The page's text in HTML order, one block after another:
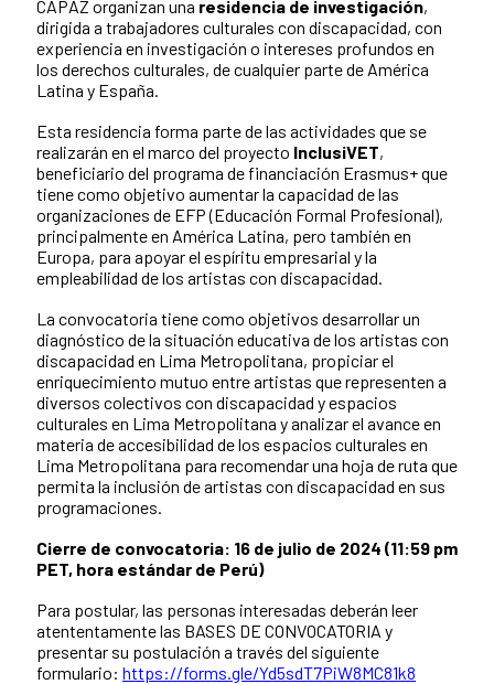
CAPAZ organizan una residencia de investigación,
dirigida a trabajadores culturales con discapacidad, con
experiencia en investigación o intereses profundos en
los derechos culturales, de cualquier parte de América
Latina y España.
Esta residencia forma parte de las actividades que se
realizarán en el marco del proyecto InclusiVET,
beneficiario del programa de financiación Erasmus+ que
tiene como objetivo aumentar la capacidad de las
organizaciones de EFP (Educación Formal Profesional),
principalmente en América Latina, pero también en
Europa, para apoyar el espíritu empresarial y la
empleabilidad de los artistas con discapacidad.
La convocatoria tiene como objetivos desarrollar un
diagnóstico de la situación educativa de los artistas con
discapacidad en Lima Metropolitana, propiciar el
enriquecimiento mutuo entre artistas que representen a
diversos colectivos con discapacidad y espacios
culturales en Lima Metropolitana y analizar el avance en
materia de accesibilidad de los espacios culturales en
Lima Metropolitana para recomendar una hoja de ruta que
permita la inclusión de artistas con discapacidad en sus
programaciones.
Cierre de convocatoria: 16 de julio de 2024 (11:59 pm
PET, hora estándar de Perú)
Para postular, las personas interesadas deberán leer
atententamente las BASES DE CONVOCATORIA y
presentar su postulación a través del siguiente
formulario: https://forms.gle/Yd5sdT7PiW8MC81k8